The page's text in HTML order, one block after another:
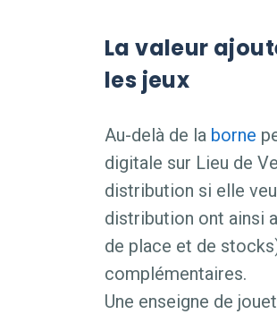
La valeur
les jeux
Au-delà de la borne
digitale sur Lieu de
distribution si elle
distribution ont ainsi
de place et de
complémentaires.
Une enseigne de